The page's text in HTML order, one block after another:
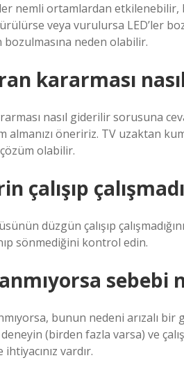
nemli ortamlardan
veya vurulursa LED’ler
bozulmasına neden olabilir.
kararması
nasıl giderilir sorusuna
almanızı öneririz. TV uzaktan
olabilir.
çalışıp
düzgün çalışıp
sönmediğini kontrol edin.
sebebi
bunun nedeni arızalı
(birden fazla varsa) ve
vardır.